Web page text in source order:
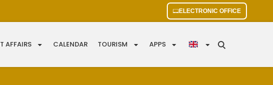
ELECTRONIC OFFICE
AFFAIRS CALENDAR TOURISM APPS